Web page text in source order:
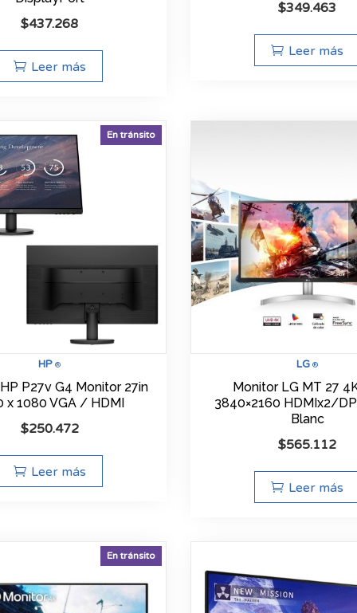
$437.268
Leer más
$349.463
Leer más
HP ®
En tránsito
P27v G4 Monitor 27in
x 1080 VGA / HDMI
$250.472
Leer más
LG ®
Monitor LG MT 27
3840×2160 HDMIx2/
Blanc
$565.112
Leer más
En tránsito